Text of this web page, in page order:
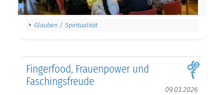
Glauben / Spiritualität
Fingerfood, Frauenpower und
Faschingsfreude
09.03.2026